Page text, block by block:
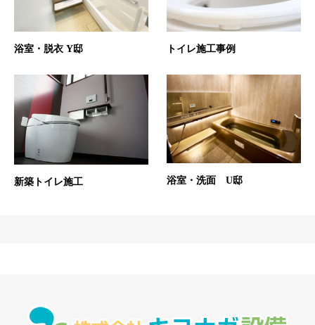
浴室・脱衣 Y邸 トイレ施工事例
新築トイレ施工 浴室・洗面 U邸